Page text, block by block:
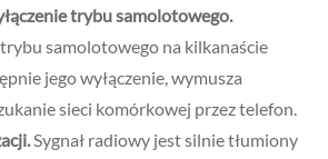
trybu samolotowego.
samolotowego na kilkanaście
jego wyłączenie, wymusza
sieci komórkowej przez telefon.
Sygnał radiowy jest silnie tłumiony